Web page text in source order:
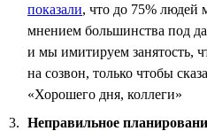
показали, что до 75% людей
мнением большинства под
и мы имитируем занятость,
на созвон, только чтобы
«Хорошего дня, коллеги»
Неправильное